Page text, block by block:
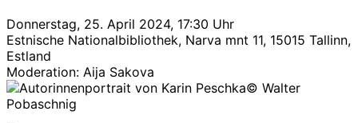
Donnerstag, 25. April 2024, 17:30 Uhr
Estnische Nationalbibliothek, Narva mnt 11, 15015 Tallinn,
Estland
Moderation: Aija Sakova
© Walter
Pobaschnig